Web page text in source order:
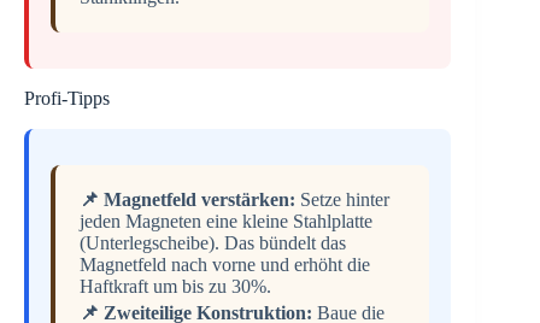
Profi-Tipps
📌 Magnetfeld verstärken: Setze hinter
jeden Magneten eine kleine Stahlplatte
(Unterlegscheibe). Das bündelt das
Magnetfeld nach vorne und erhöht die
Haftkraft um bis zu 30%.
📌 Zweiteilige Konstruktion: Baue die